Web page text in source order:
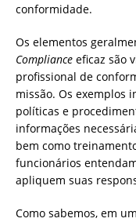
conformidade.
Os elementos
Compliance eficaz são
profissional de
missão. Os exemplos
políticas e
informações
bem como
funcionários
apliquem suas
Como sabemos, em